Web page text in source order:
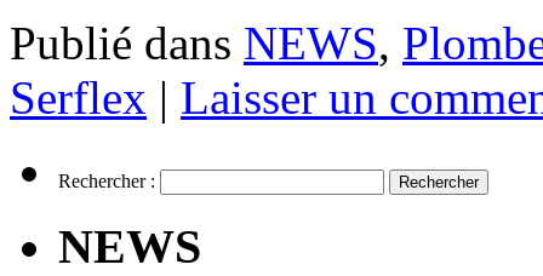
Publié dans NEWS,
Serflex | Laisser un
Rechercher :
NEWS